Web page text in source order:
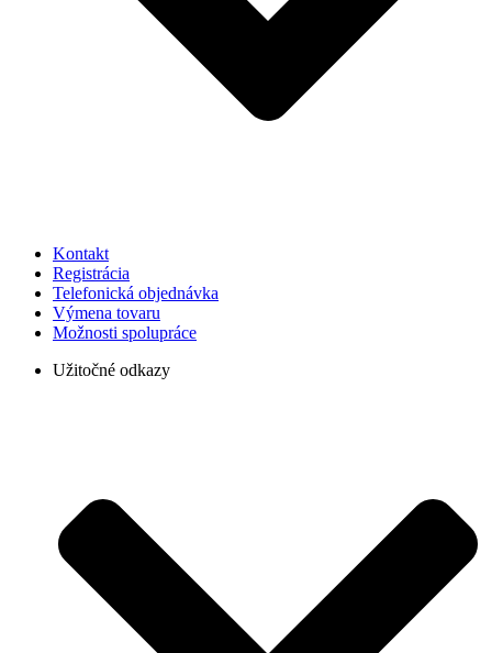
Kontakt
Registrácia
Telefonická objednávka
Výmena tovaru
Možnosti spolupráce
Užitočné odkazy